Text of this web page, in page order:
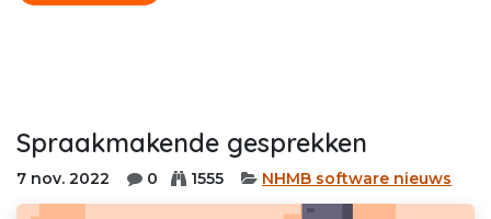
Spraakmakende gesprekken
7 nov. 2022 0 1555 NHMB software nieuws